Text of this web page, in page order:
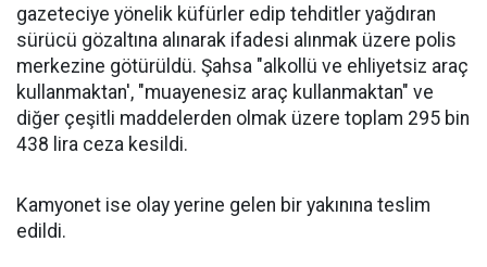
gazeteciye yönelik küfürler edip tehditler yağdıran
sürücü gözaltına alınarak ifadesi alınmak üzere polis
merkezine götürüldü. Şahsa "alkollü ve ehliyetsiz araç
kullanmaktan', "muayenesiz araç kullanmaktan" ve
diğer çeşitli maddelerden olmak üzere toplam 295 bin
438 lira ceza kesildi.
Kamyonet ise olay yerine gelen bir yakınına teslim
edildi.